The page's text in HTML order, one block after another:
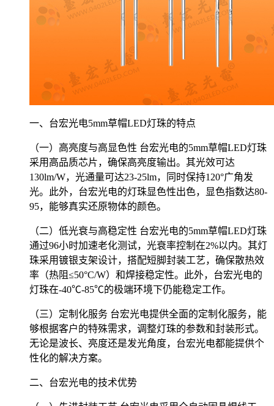
一、台宏光电5mm草帽LED灯珠的特点
（一）高亮度与高显色性 台宏光电的5mm草帽LED灯珠
采用高品质芯片，确保高亮度输出。其光效可达
130lm/W，光通量可达23-25lm，同时保持120°广角发
光。此外，台宏光电的灯珠显色性出色，显色指数达80-
95，能够真实还原物体的颜色。
（二）低光衰与高稳定性 台宏光电的5mm草帽LED灯珠
通过96小时加速老化测试，光衰率控制在2%以内。其灯
珠采用镀银支架设计，搭配短脚封装工艺，确保散热效
率（热阻≤50°C/W）和焊接稳定性。此外，台宏光电的
灯珠在-40℃-85℃的极端环境下仍能稳定工作。
（三）定制化服务 台宏光电提供全面的定制化服务，能
够根据客户的特殊需求，调整灯珠的参数和封装形式。
无论是波长、亮度还是发光角度，台宏光电都能提供个
性化的解决方案。
二、台宏光电的技术优势